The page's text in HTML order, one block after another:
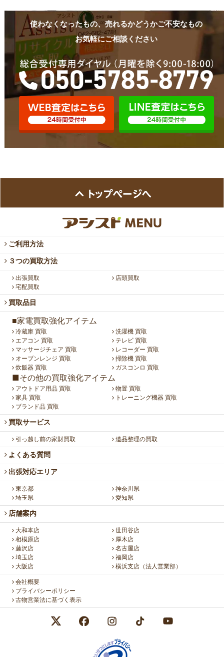
使わなくなったもの、売れるかどうかご不安なもの
お気軽にご相談ください
ご利用方法
３つの買取方法
出張買取
店頭買取
宅配買取
買取品目
■家電買取強化アイテム
冷蔵庫 買取
洗濯機 買取
エアコン 買取
テレビ 買取
マッサージチェア 買取
レコーダー 買取
オーブンレンジ 買取
掃除機 買取
炊飯器 買取
ガスコンロ 買取
■その他の買取強化アイテム
アウトドア用品 買取
物置 買取
家具 買取
トレーニング機器 買取
ブランド品 買取
買取サービス
引っ越し前の家財買取 遺品整理の買取
よくある質問
出張対応エリア
東京都
神奈川県
埼玉県
愛知県
店舗案内
大和本店
世田谷店
相模原店
厚木店
藤沢店
名古屋店
埼玉店
福岡店
大阪店
横浜支店（法人営業部）
会社概要
プライバシーポリシー
古物営業法に基づく表示